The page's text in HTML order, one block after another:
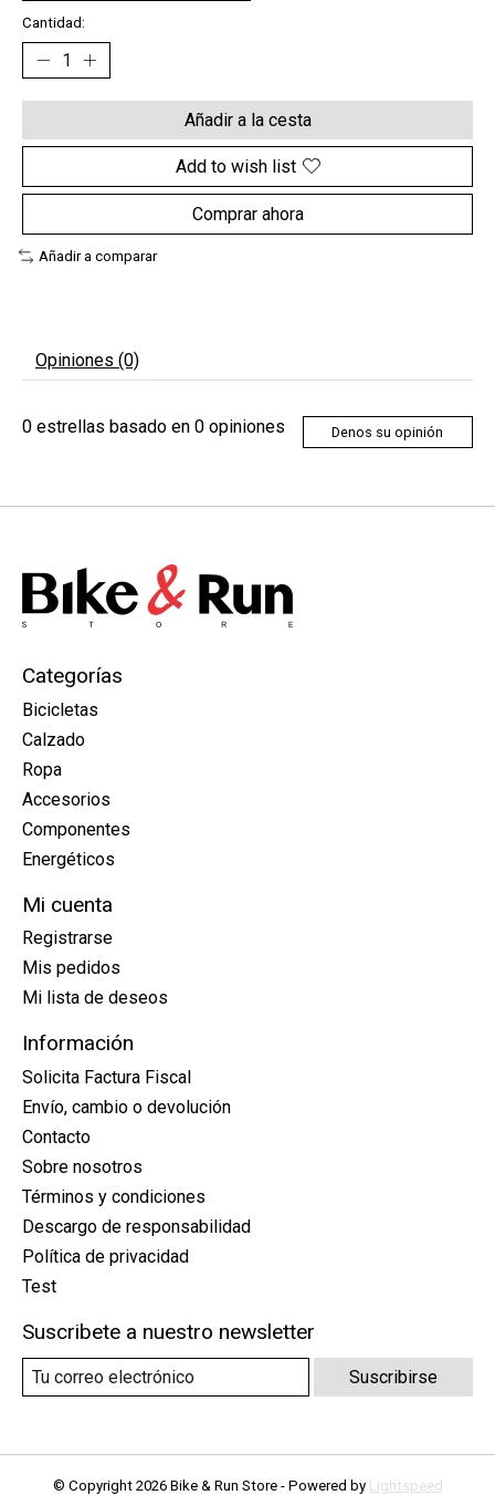
Cantidad:
Añadir a la cesta
Add to wish list
Comprar ahora
Añadir a comparar
Opiniones (0)
0 estrellas basado en 0 opiniones Denos su opinión
Categorías
Bicicletas
Calzado
Ropa
Accesorios
Componentes
Energéticos
Mi cuenta
Registrarse
Mis pedidos
Mi lista de deseos
Información
Solicita Factura Fiscal
Envío, cambio o devolución
Contacto
Sobre nosotros
Términos y condiciones
Descargo de responsabilidad
Política de privacidad
Test
Suscribete a nuestro newsletter
Suscribirse
© Copyright 2026 Bike & Run Store - Powered by Lightspeed